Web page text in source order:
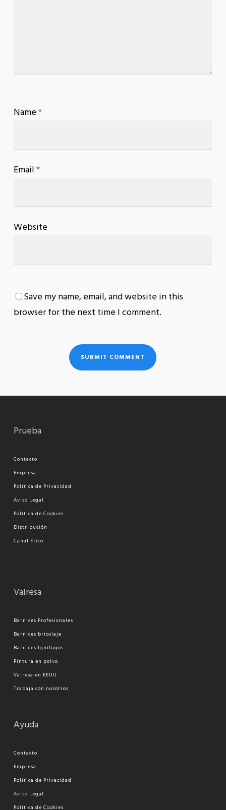
Name*
Email*
Website
Save my name, email, and website in this
browser for the next time I comment.
Prueba
Contacto
Empresa
Política de Privacidad
Aviso Legal
Política de Cookies
Distribución
Canal Ético
Valresa
Barnices Profesionales
Barnices bricolaje
Barnices Ignífugos
Pintura en polvo
Valresa en EEUU
Trabaja con nosotros
Ayuda
Contacto
Empresa
Política de Privacidad
Aviso Legal
Política de Cookies